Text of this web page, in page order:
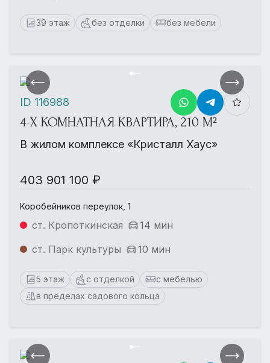
39 этаж без отделки без мебели
4-Х КОМНАТНАЯ КВАРТИРА, 210 М²
В жилом комплексе «Кристалл Хаус»
403 901 100 ₽
Коробейников переулок, 1
ст. Кропоткинская
14 мин
ст. Парк культуры
10 мин
5 этаж с отделкой
с мебелью
в пределах садового кольца
ID 116988